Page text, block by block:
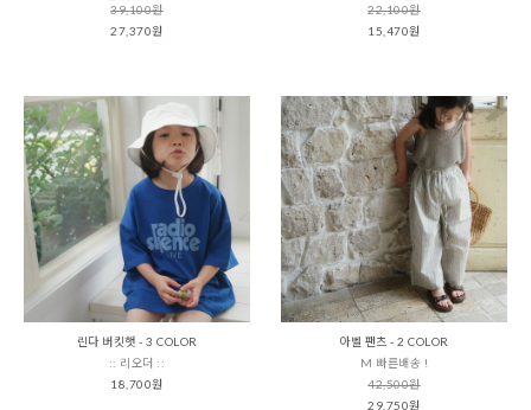
39,100원
27,370원
22,100원
15,470원
린다 버킷햇 - 3 COLOR
:: 리오더 ::
18,700원
아벨 팬츠 - 2 COLOR
M 빠른배송 !
42,500원
29,750원